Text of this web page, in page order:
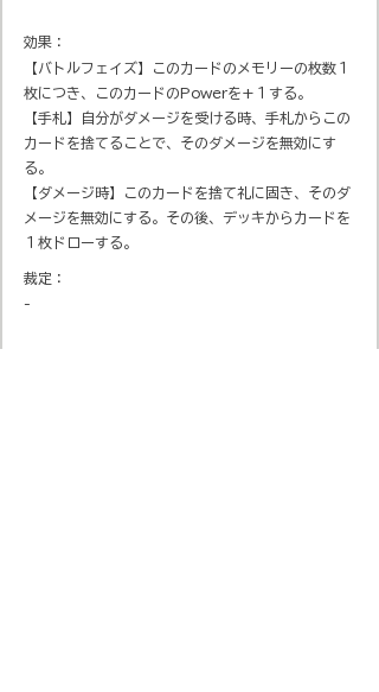
効果：
【バトルフェイズ】このカードのメモリーの枚数１
枚につき、このカードのPowerを+１する。
【手札】自分がダメージを受ける時、手札からこの
カードを捨てることで、そのダメージを無効にす
る。
【ダメージ時】このカードを捨て礼に固き、そのダ
メージを無効にする。その後、デッキからカードを
１枚ドローする。
裁定：
-